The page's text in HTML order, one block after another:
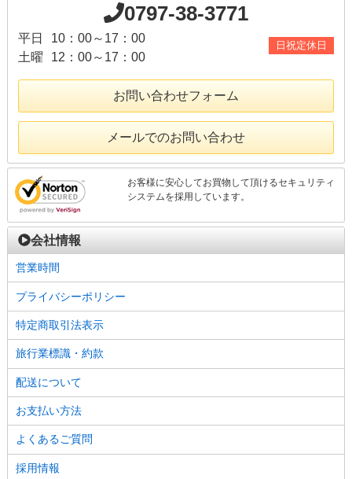
0797-38-3771
平日
10：00～17：00
土曜
12：00～17：00
日祝定休日
お問い合わせフォーム
メールでのお問い合わせ
お客様に安心してお買物して頂けるセキュリティ
システムを採用しています。
会社情報
営業時間
プライバシーポリシー
特定商取引法表示
旅行業標識・約款
配送について
お支払い方法
よくあるご質問
採用情報